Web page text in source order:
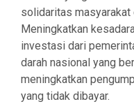
solidaritas
Meningkatkan
investasi dari
darah nasional yang
meningkatkan
yang tidak dibayar.